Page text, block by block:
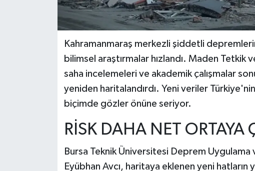
Kahramanmaraş merkezli şiddetli
bilimsel araştırmalar hızlandı. Maden Tetkik
saha incelemeleri ve akademik çalışmalar
yeniden haritalandırdı. Yeni veriler
biçimde gözler önüne seriyor.
RİSK DAHA NET ORTAYA
Bursa Teknik Üniversitesi Deprem
Eyübhan Avcı, haritaya eklenen yeni hatların